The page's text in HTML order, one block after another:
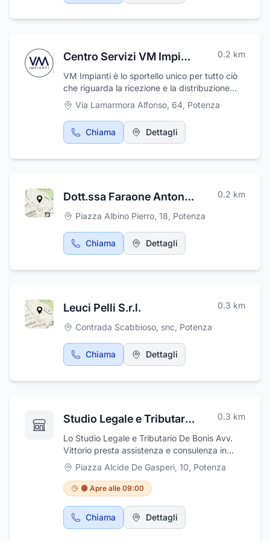
tessuti e materiali selezionati con la massima
Centro Servizi VM Impianti 0.2 km
VM Impianti è lo sportello unico per tutto ciò
che riguarda la ricezione e la distribuzione
della TV digitale terrestre e satellitare. Grazie
a un team di esperti, siamo in grado di
soddisfare le esigenze e i requisiti specifici di
ogni cliente. Oltre a essere installatori
Glass e Sky wifi, siamo anche i migliori
di marchi commerciali leader come Hikvision e
prezzi competitivi, non cercate altro che VM
Impianti Service Center.
Via Lamarmora Alfonso, 64, Potenza
Chiama Dettagli
Dott.ssa Faraone Antonella 0.2 km
Piazza Albino Pierro, 18, Potenza
Chiama Dettagli
Leuci Pelli S.r.l. 0.3 km
Contrada Scabbioso, snc, Potenza
Chiama Dettagli
Studio Legale e Tributario De Bonis Avv. Vittorio 0.3 km
Lo Studio Legale e Tributario De Bonis Avv.
Vittorio presta assistenza e consulenza in
materia tributaria e societaria. Lo Studio
opera con prevalenza nelle seguenti materie
ed attività: contenzioso tributario, definizione
stragiudiziale dei rapporti tributari (interpelli,
accertamento con adesione), fiscalità
d’impresa, operazioni straordinarie (fusioni,
Piazza Alcide De Gasperi, 10, Potenza
🟠 Apre alle 09:00
Chiama Dettagli